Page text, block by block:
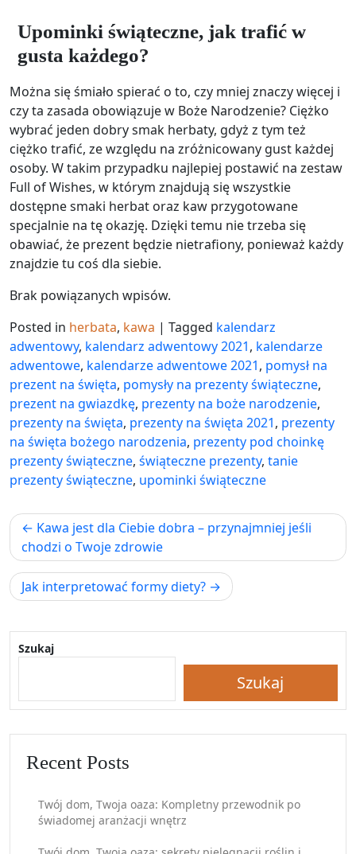
Upominki świąteczne, jak trafić w
gusta każdego?
Można się śmiało spierać o to, czy mniej znaczy więcej i
czy ta zasada obowiązuje w Boże Narodzenie? Ciężko
wybrać jeden dobry smak herbaty, gdyż z tym też
ciężko trafić, ze względu na zróżnicowany gust każdej
osoby. W takim przypadku najlepiej postawić na zestaw
Full of Wishes, w którym znajdują się wszystkie
dostępne smaki herbat oraz kaw przygotowane
specjalnie na tę okazję. Dzięki temu nie trzeba się
obawiać, że prezent będzie nietrafiony, ponieważ każdy
znajdzie tu coś dla siebie.
Brak powiązanych wpisów.
Posted in herbata, kawa | Tagged kalendarz
adwentowy, kalendarz adwentowy 2021, kalendarze
adwentowe, kalendarze adwentowe 2021, pomysł na
prezent na święta, pomysły na prezenty świąteczne,
prezent na gwiazdkę, prezenty na boże narodzenie,
prezenty na święta, prezenty na święta 2021, prezenty
na święta bożego narodzenia, prezenty pod choinkę
prezenty świąteczne, świąteczne prezenty, tanie
prezenty świąteczne, upominki świąteczne
Nawigacja
wpisu
Kawa jest dla Ciebie dobra – przynajmniej jeśli
chodzi o Twoje zdrowie
Jak interpretować formy diety?
Szukaj
Szukaj
Recent Posts
Twój dom, Twoja oaza: Kompletny przewodnik po
świadomej aranżacji wnętrz